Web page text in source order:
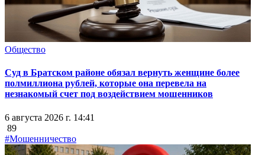
Общество
Суд в Братском районе обязал вернуть женщине более
полмиллиона рублей, которые она перевела на
незнакомый счет под воздействием мошенников
6 августа 2026 г. 14:41
89
#Мошенничество